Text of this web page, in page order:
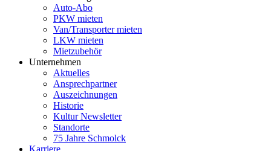
Auto-Abo
PKW mieten
Van/Transporter mieten
LKW mieten
Mietzubehör
Unternehmen
Aktuelles
Ansprechpartner
Auszeichnungen
Historie
Kultur Newsletter
Standorte
75 Jahre Schmolck
Karriere